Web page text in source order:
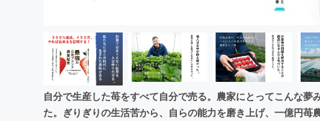
自分で生産した苺をすべて自分で売る。農家にとってこんな夢
た。ぎりぎりの生活苦から、自らの能力を磨き上げ、一億円苺